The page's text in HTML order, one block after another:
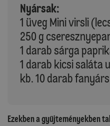
Nyársak:
1 üveg Mini virsli
250 g
1 darab sárga
1 darab kicsi saláta
kb. 10 darab fanyárs
Ezekben a gyűjteményekben